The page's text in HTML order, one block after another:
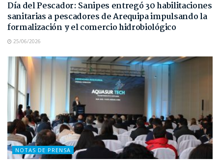
Día del Pescador: Sanipes entregó 30 habilitaciones
sanitarias a pescadores de Arequipa impulsando la
formalización y el comercio hidrobiológico
25/06/2026
NOTAS DE PRENSA